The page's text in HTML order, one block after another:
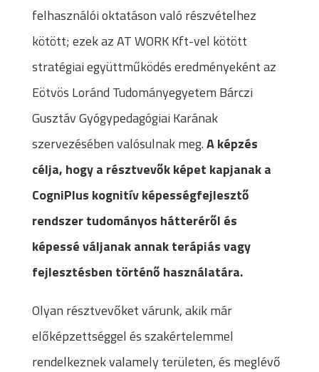
felhasználói oktatáson való részvételhez
kötött; ezek az AT WORK Kft-vel kötött
stratégiai együttműködés eredményeként az
Eötvös Loránd Tudományegyetem Bárczi
Gusztáv Gyógypedagógiai Karának
szervezésében valósulnak meg.A képzés
célja, hogy a résztvevők képet kapjanak a
CogniPlus kognitív képességfejlesztő
rendszer tudományos hátteréről és
képessé váljanak annak terápiás vagy
fejlesztésben történő használatára.
Olyan résztvevőket várunk, akik már
előképzettséggel és szakértelemmel
rendelkeznek valamely területen, és meglévő